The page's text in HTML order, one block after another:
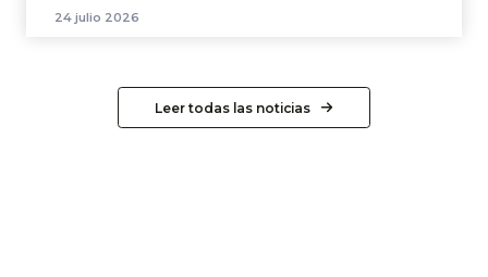
24 julio 2026
Leer todas las noticias